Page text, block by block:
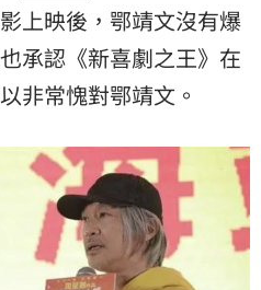
上映後，鄂靖文沒有爆
承認《新喜劇之王》在
非常愧對鄂靖文。